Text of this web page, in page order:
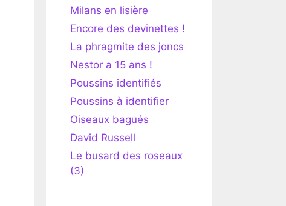
Milans en lisière
Encore des devinettes !
La phragmite des joncs
Nestor a 15 ans !
Poussins identifiés
Poussins à identifier
Oiseaux bagués
David Russell
Le busard des roseaux
(3)